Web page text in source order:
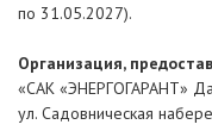
по 31.05.2027).
Организация,
«САК «ЭНЕРГОГАРАНТ»
ул. Садовническая